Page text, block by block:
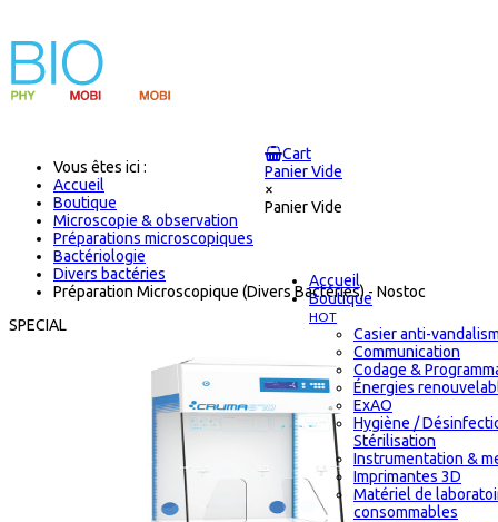
Cart
Panier Vide
×
Panier Vide
Accueil
Boutique
HOT
Casier anti-
Communication
Codage &
Énergies
ExAO
Hygiène /
Stérilisation
Instrumentation &
Imprimantes 3D
Matériel de
consommables
Vous êtes ici :
Accueil
Boutique
Microscopie & observation
Préparations microscopiques
Bactériologie
Divers bactéries
Préparation Microscopique (Divers Bactéries) - Nostoc
SPECIAL